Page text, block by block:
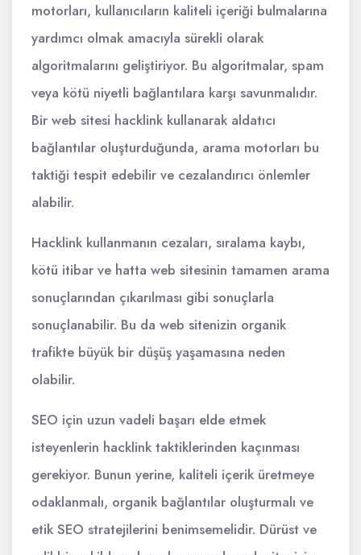
motorları, kullanıcıların kaliteli içeriği bulmalarına
yardımcı olmak amacıyla sürekli olarak
algoritmalarını geliştiriyor. Bu algoritmalar, spam
veya kötü niyetli bağlantılara karşı savunmalıdır.
Bir web sitesi hacklink kullanarak aldatıcı
bağlantılar oluşturduğunda, arama motorları bu
taktiği tespit edebilir ve cezalandırıcı önlemler
alabilir.
Hacklink kullanmanın cezaları, sıralama kaybı,
kötü itibar ve hatta web sitesinin tamamen arama
sonuçlarından çıkarılması gibi sonuçlarla
sonuçlanabilir. Bu da web sitenizin organik
trafikte büyük bir düşüş yaşamasına neden
olabilir.
SEO için uzun vadeli başarı elde etmek
isteyenlerin hacklink taktiklerinden kaçınması
gerekiyor. Bunun yerine, kaliteli içerik üretmeye
odaklanmalı, organik bağlantılar oluşturmalı ve
etik SEO stratejilerini benimsemelidir. Dürüst ve